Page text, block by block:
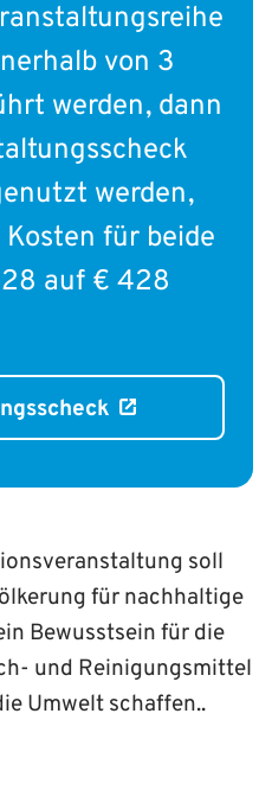
von 3
werden, dann
werden,
für beide
auf € 428
soll
für nachhaltige
Bewusstsein für die
und Reinigungsmittel
Umwelt schaffen..